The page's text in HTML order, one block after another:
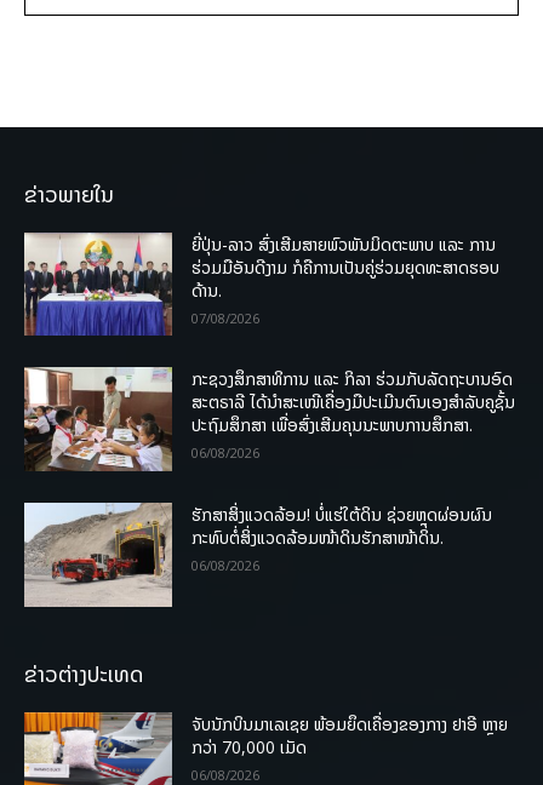
ຂ່າວພາຍໃນ
ຍີ່ປຸ່ນ-ລາວ ສົ່ງເສີມສາຍພົວພັນມິດຕະພາບ ແລະ ການ
ຮ່ວມມືອັນດີງາມ ກໍຄືການເປັນຄູ່ຮ່ວມຍຸດທະສາດຮອບ
ດ້ານ.
07/08/2026
ກະຊວງສຶກສາທິການ ແລະ ກິລາ ຮ່ວມກັບລັດຖະບານອົດ
ສະຕຣາລີ ໄດ້ນຳສະເໜີເຄື່ອງມືປະເມີນຕົນເອງສຳລັບຄູຊັ້ນ
ປະຖົມສຶກສາ ເພື່ອສົ່ງເສີມຄຸນນະພາບການສຶກສາ.
06/08/2026
ຮັກສາສິ່ງແວດລ້ອມ! ບໍ່ແຮ່ໃຕ້ດິນ ຊ່ວຍຫຼຸດຜ່ອນຜົນ
ກະທົບຕໍ່ສິ່ງແວດລ້ອມໜ້າດິນຮັກສາໜ້າດິນ.
06/08/2026
ຂ່າວຕ່າງປະເທດ
ຈັບນັກບິນມາເລເຊຍ ພ້ອມຍຶດເຄື່ອງຂອງກາງ ຢາອີ ຫຼາຍ
ກວ່າ 70,000 ເມັດ
06/08/2026